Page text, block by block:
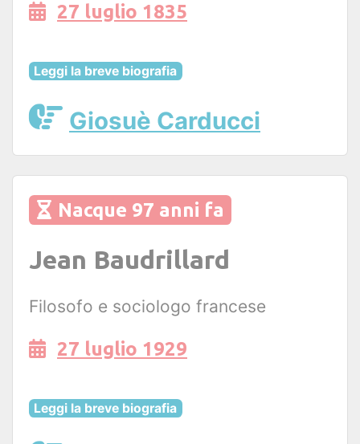
27 luglio 1835
Leggi la breve biografia
Giosuè Carducci
Nacque 97 anni fa
Jean Baudrillard
Filosofo e sociologo francese
27 luglio 1929
Leggi la breve biografia